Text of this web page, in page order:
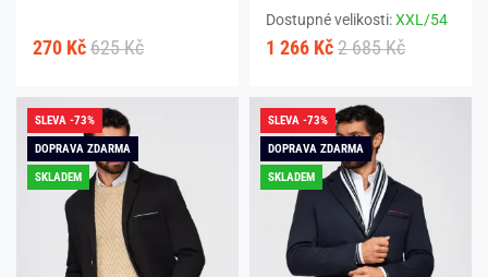
270 Kč 625 Kč
Dostupné velikosti:XXL/54
1 266 Kč 2 685 Kč
SLEVA -73%
DOPRAVA ZDARMA
SKLADEM
SLEVA -73%
DOPRAVA ZDARMA
SKLADEM